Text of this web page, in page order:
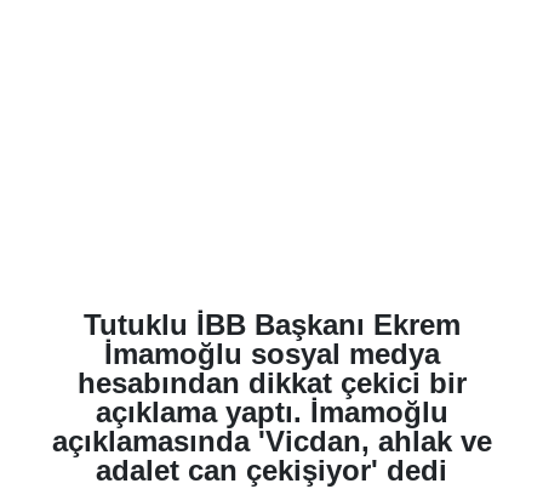
Tutuklu İBB Başkanı Ekrem
İmamoğlu sosyal medya
hesabından dikkat çekici bir
açıklama yaptı. İmamoğlu
açıklamasında 'Vicdan, ahlak ve
adalet can çekişiyor' dedi